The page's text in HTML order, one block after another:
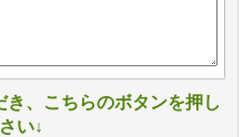
き、こちらのボタンを押し
い↓